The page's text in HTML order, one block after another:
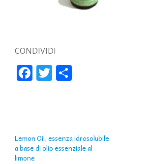
CONDIVIDI
FacebookTwitter
Lemon Oil, essenza idrosolubile
a base di olio essenziale al
limone